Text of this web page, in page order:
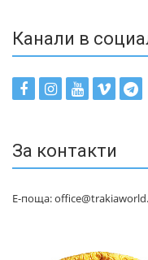
Канали в
За контакти
Е-поща: